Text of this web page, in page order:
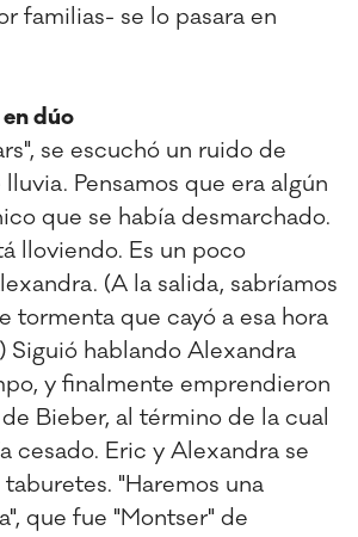
familias- se lo pasara en
dúo
se escuchó un ruido de
Pensamos que era algún
que se había desmarchado.
lloviendo. Es un poco
(A la salida, sabríamos
tormenta que cayó a esa hora
Siguió hablando Alexandra
y finalmente emprendieron
Bieber, al término de la cual
cesado. Eric y Alexandra se
"Haremos una
que fue "Montser" de